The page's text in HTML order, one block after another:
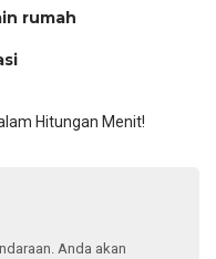
rumah
Anda akan